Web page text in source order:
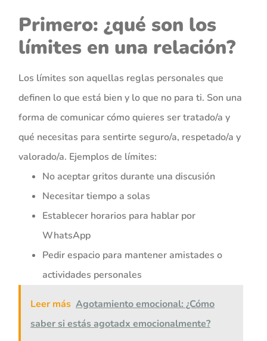
Primero: ¿qué son los
límites en una relación?
Los límites son aquellas reglas personales que
definen lo que está bien y lo que no para ti. Son una
forma de comunicar cómo quieres ser tratado/a y
qué necesitas para sentirte seguro/a, respetado/a y
valorado/a. Ejemplos de límites:
No aceptar gritos durante una discusión
Necesitar tiempo a solas
Establecer horarios para hablar por
WhatsApp
Pedir espacio para mantener amistades o
actividades personales
Leer más Agotamiento emocional: ¿Cómo
saber si estás agotadx emocionalmente?